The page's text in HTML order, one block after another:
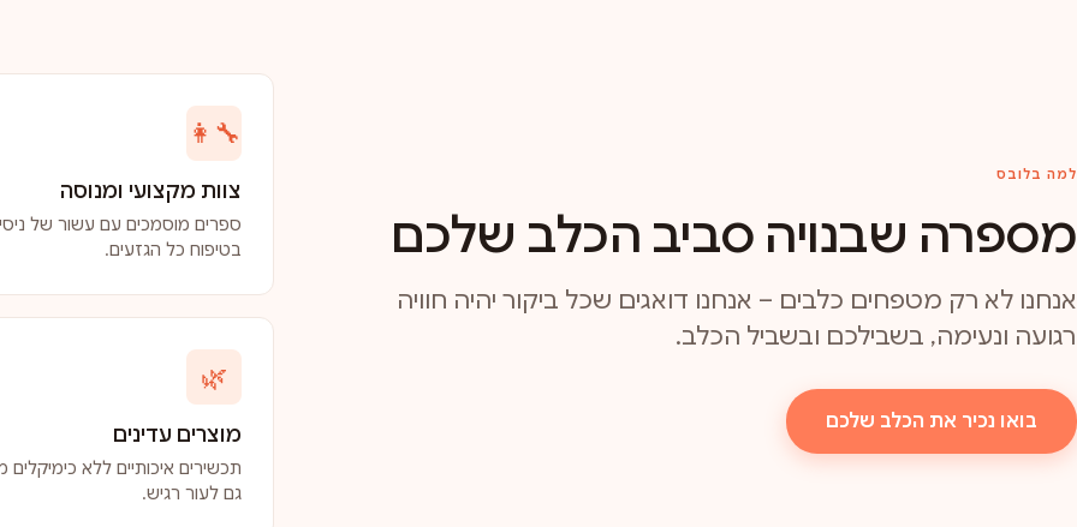
למה בלובס
מספרה שבנויה סביב הכלב שלכם
אנחנו לא רק מטפחים כלבים – אנחנו דואגים שכל ביקור יהיה חוויה
רגועה ונעימה, בשבילכם ובשביל הכלב.
בואו נכיר את הכלב שלכם
👩‍🔧
צוות מקצועי ומנוסה
ספרים מוסמכים עם עשור של
בטיפוח כל הגזעים.
🌿
מוצרים עדינים
תכשירים איכותיים ללא כימיקלים
גם לעור רגיש.